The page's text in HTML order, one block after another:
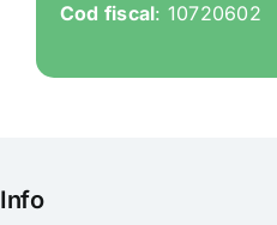
Cod fiscal: 10720602
Info